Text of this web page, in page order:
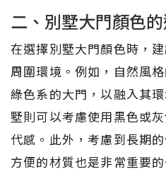
二、別墅大門顏色
在選擇別墅大門顏色時，
周圍環境。例如，自然風
綠色系的大門，以融入其
墅則可以考慮使用黑色或
代感。此外，考慮到長期
方便的材質也是非常重要